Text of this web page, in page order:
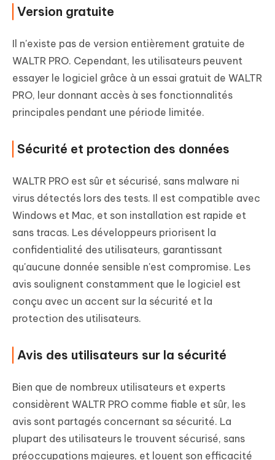
Version gratuite
Il n'existe pas de version entièrement gratuite de
WALTR PRO. Cependant, les utilisateurs peuvent
essayer le logiciel grâce à un essai gratuit de WALTR
PRO, leur donnant accès à ses fonctionnalités
principales pendant une période limitée.
Sécurité et protection des données
WALTR PRO est sûr et sécurisé, sans malware ni
virus détectés lors des tests. Il est compatible avec
Windows et Mac, et son installation est rapide et
sans tracas. Les développeurs priorisent la
confidentialité des utilisateurs, garantissant
qu'aucune donnée sensible n'est compromise. Les
avis soulignent constamment que le logiciel est
conçu avec un accent sur la sécurité et la
protection des utilisateurs.
Avis des utilisateurs sur la sécurité
Bien que de nombreux utilisateurs et experts
considèrent WALTR PRO comme fiable et sûr, les
avis sont partagés concernant sa sécurité. La
plupart des utilisateurs le trouvent sécurisé, sans
préoccupations majeures, et louent son efficacité